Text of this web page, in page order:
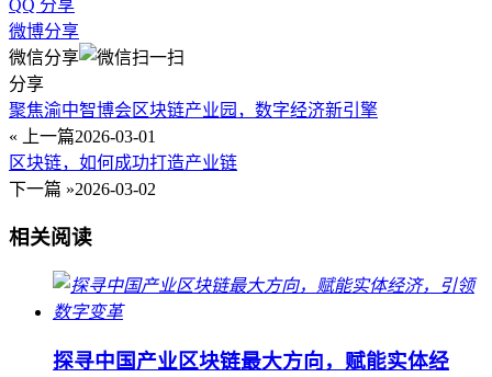
QQ 分享
微博分享
微信分享
分享
聚焦渝中智博会区块链产业园，数字经济新引擎
« 上一篇2026-03-01
区块链，如何成功打造产业链
下一篇 »2026-03-02
相关阅读
探寻中国产业区块链最大方向，赋能实体经